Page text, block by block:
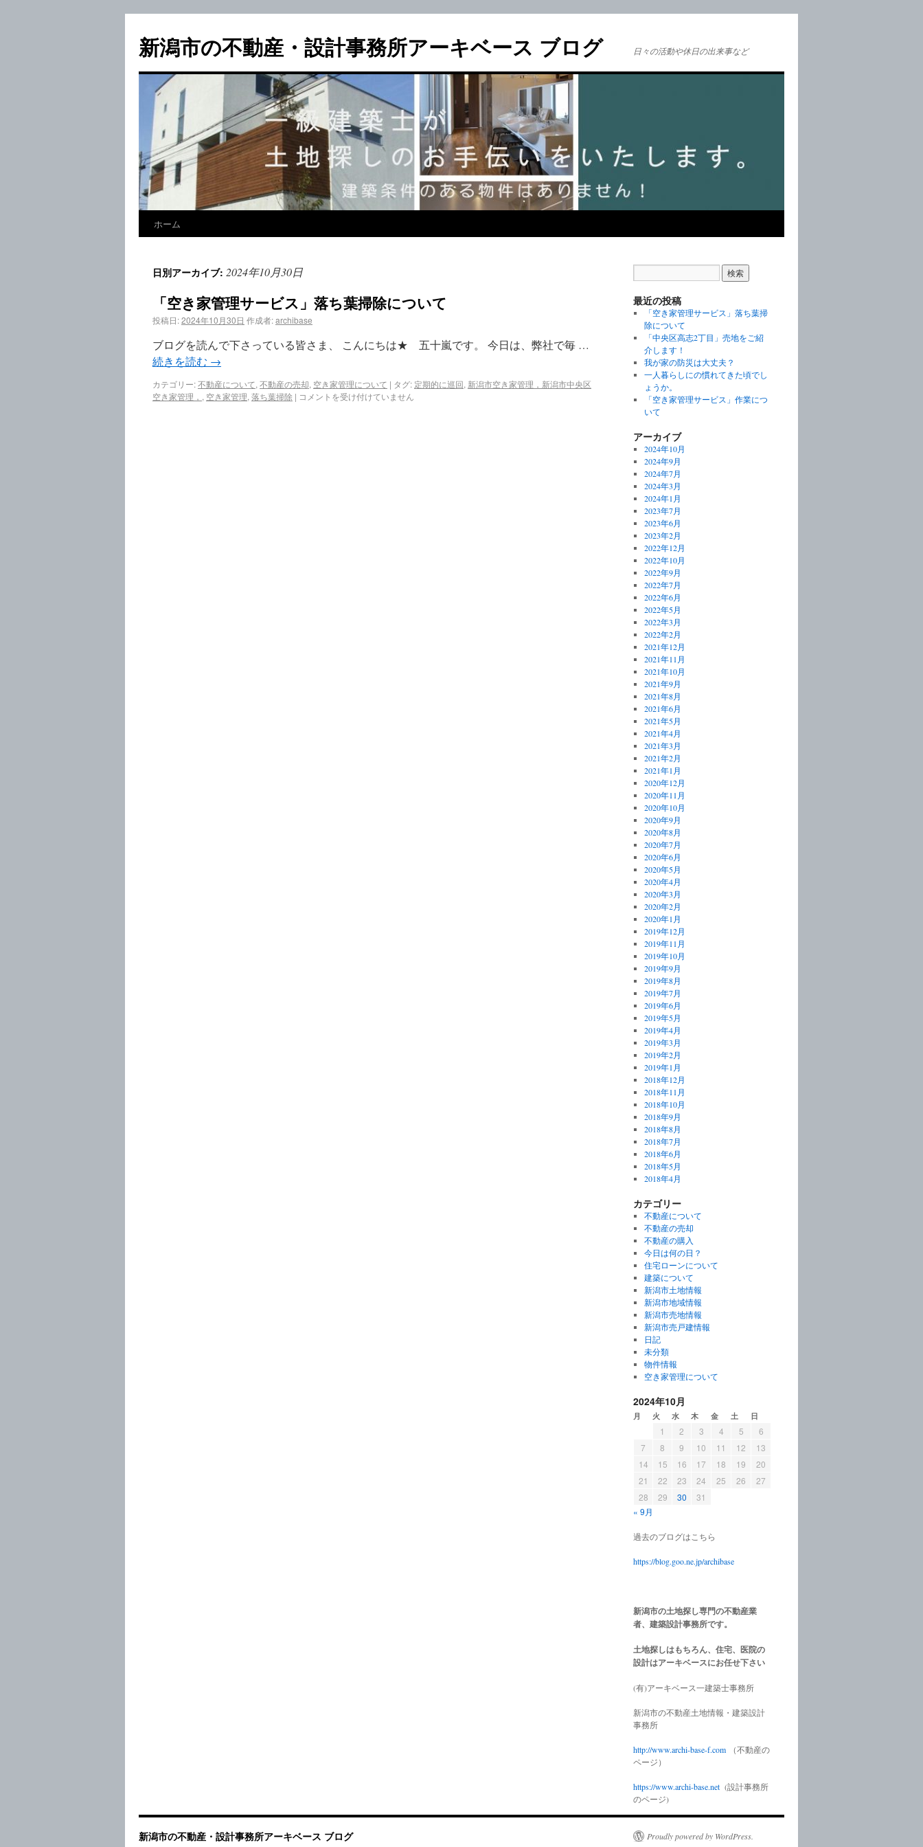
新潟市の不動産・設計事務所アーキベース ブログ 日々の活動や休日の出来事など
ホーム
日別アーカイブ: 2024年10月30日
「空き家管理サービス」落ち葉掃除について
投稿日:2024年10月30日 作成者:archibase
ブログを読んで下さっている皆さま、 こんにちは★ 五十嵐です。 今日は、弊社で毎 …
続きを読む →
カテゴリー:不動産について, 不動産の売却, 空き家管理について | タグ: 定期的に巡回, 新潟市空き家管理，新潟市中央区
空き家管理， , 空き家管理, 落ち葉掃除 | コメントを受け付けていません
最近の投稿
「空き家管理サービス」落ち葉掃
除について
「中央区高志2丁目」売地をご紹
介します！
我が家の防災は大丈夫？
一人暮らしにの慣れてきた頃でし
ょうか。
「空き家管理サービス」作業につ
いて
アーカイブ
2024年10月
2024年9月
2024年7月
2024年3月
2024年1月
2023年7月
2023年6月
2023年2月
2022年12月
2022年10月
2022年9月
2022年7月
2022年6月
2022年5月
2022年3月
2022年2月
2021年12月
2021年11月
2021年10月
2021年9月
2021年8月
2021年6月
2021年5月
2021年4月
2021年3月
2021年2月
2021年1月
2020年12月
2020年11月
2020年10月
2020年9月
2020年8月
2020年7月
2020年6月
2020年5月
2020年4月
2020年3月
2020年2月
2020年1月
2019年12月
2019年11月
2019年10月
2019年9月
2019年8月
2019年7月
2019年6月
2019年5月
2019年4月
2019年3月
2019年2月
2019年1月
2018年12月
2018年11月
2018年10月
2018年9月
2018年8月
2018年7月
2018年6月
2018年5月
2018年4月
カテゴリー
不動産について
不動産の売却
不動産の購入
今日は何の日？
住宅ローンについて
建築について
新潟市土地情報
新潟市地域情報
新潟市売地情報
新潟市売戸建情報
日記
未分類
物件情報
空き家管理について
2024年10月
月 火 水 木 金 土 日
« 9月
1 2 3 4 5
6
7
8 9 10 11 12
13
14
15 16 17 18 19
20
21
22 23 24 25 26
27
28
29 30 31
過去のブログはこちら
https://blog.goo.ne.jp/archibase
新潟市の土地探し専門の不動産業
者、建築設計事務所です。
土地探しはもちろん、住宅、医院の
設計はアーキベースにお任せ下さい
(有)アーキベース一建築士事務所
新潟市の不動産土地情報・建築設計
事務所
http://www.archi-base-f.com
（不動産の
ページ）
https://www.archi-base.net (設計事務所
のページ)
新潟市の不動産・設計事務所アーキベース ブログ Proudly powered by WordPress.